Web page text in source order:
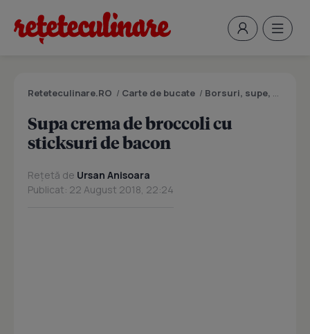
Reteteculinare.RO / Carte de bucate / Borsuri, supe, ciorbe
Supa crema de broccoli cu
sticksuri de bacon
Rețetă de Ursan Anisoara
Publicat: 22 August 2018, 22:24